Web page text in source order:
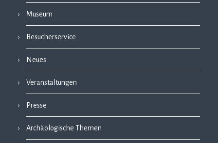
Museum
Besucherservice
Neues
Veranstaltungen
Presse
Archäologische Themen